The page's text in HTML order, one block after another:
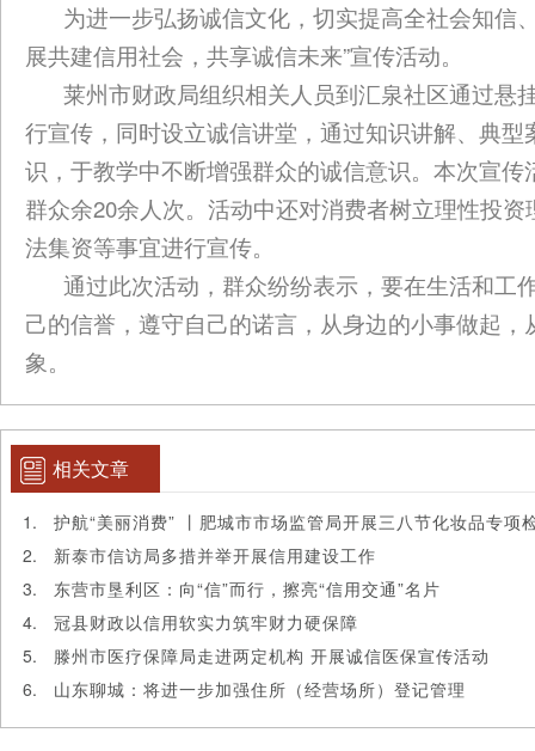
为进一步弘扬诚信文化，切实提高全社会知信
展共建信用社会，共享诚信未来”宣传活动。
莱州市财政局组织相关人员到汇泉社区通过悬
行宣传，同时设立诚信讲堂，通过知识讲解、典
识，于教学中不断增强群众的诚信意识。本次宣
群众余20余人次。活动中还对消费者树立理性投
法集资等事宜进行宣传。
通过此次活动，群众纷纷表示，要在生活和工
己的信誉，遵守自己的诺言，从身边的小事做起
象。
相关文章
护航“美丽消费” 丨肥城市市场监管局开展三八节化妆品专项
新泰市信访局多措并举开展信用建设工作
东营市垦利区：向“信”而行，擦亮“信用交通”名片
冠县财政以信用软实力筑牢财力硬保障
滕州市医疗保障局走进两定机构 开展诚信医保宣传活动
山东聊城：将进一步加强住所（经营场所）登记管理